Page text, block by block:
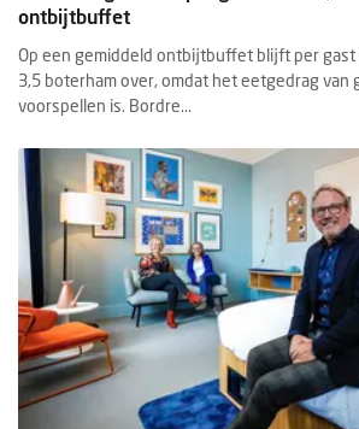
ontbijtbuffet
Op een gemiddeld ontbijtbuffet blijft per gast
3,5 boterham over, omdat het eetgedrag van
voorspellen is. Bordre...